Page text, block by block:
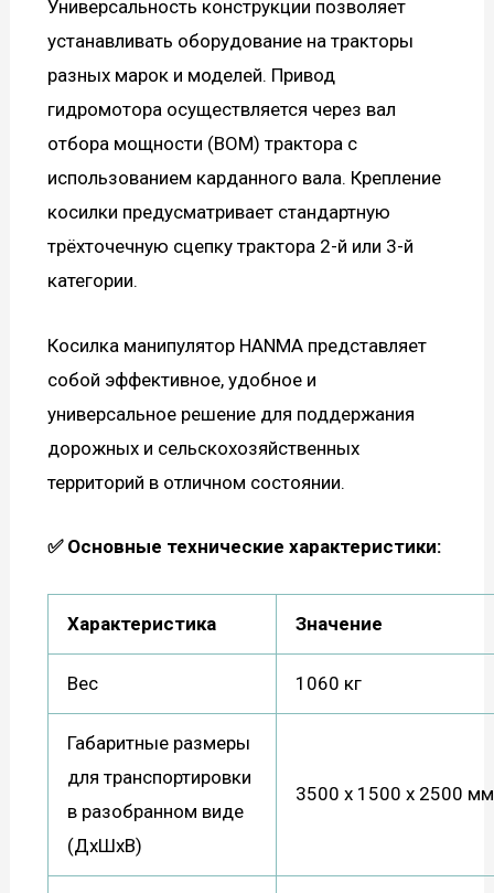
Универсальность конструкции позволяет
устанавливать оборудование на тракторы
разных марок и моделей. Привод
гидромотора осуществляется через вал
отбора мощности (ВОМ) трактора с
использованием карданного вала. Крепление
косилки предусматривает стандартную
трёхточечную сцепку трактора 2-й или 3-й
категории.
Косилка манипулятор HANMA представляет
собой эффективное, удобное и
универсальное решение для поддержания
дорожных и сельскохозяйственных
территорий в отличном состоянии.
✅ Основные технические характеристики:
Характеристика Значение
Вес 1060 кг
Габаритные размеры
для транспортировки
в разобранном виде
(ДхШхВ)
3500 х 1500 х 2500 мм